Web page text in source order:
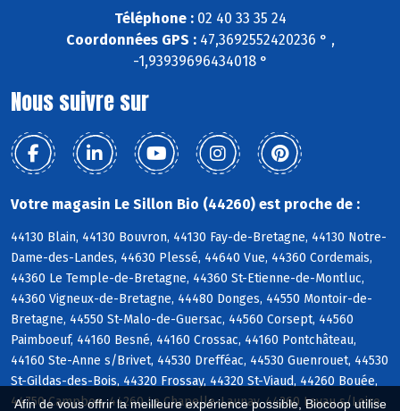
Afin de vous offrir la meilleure expérience possible, Biocoop utilise
Téléphone :02 40 33 35 24
Coordonnées GPS :47,3692552420236 ° ,
-1,93939696434018 °
Nous suivre sur
Votre magasin Le Sillon Bio (44260) est proche de :
44130 Blain, 44130 Bouvron, 44130 Fay-de-Bretagne, 44130 Notre-
Dame-des-Landes, 44630 Plessé, 44640 Vue, 44360 Cordemais,
44360 Le Temple-de-Bretagne, 44360 St-Etienne-de-Montluc,
44360 Vigneux-de-Bretagne, 44480 Donges, 44550 Montoir-de-
Bretagne, 44550 St-Malo-de-Guersac, 44560 Corsept, 44560
Paimboeuf, 44160 Besné, 44160 Crossac, 44160 Pontchâteau,
44160 Ste-Anne s/Brivet, 44530 Drefféac, 44530 Guenrouet, 44530
St-Gildas-des-Bois, 44320 Frossay, 44320 St-Viaud, 44260 Bouée,
44750 Campbon, 44260 La Chapelle-Launay, 44260 Lavau s/Loire,